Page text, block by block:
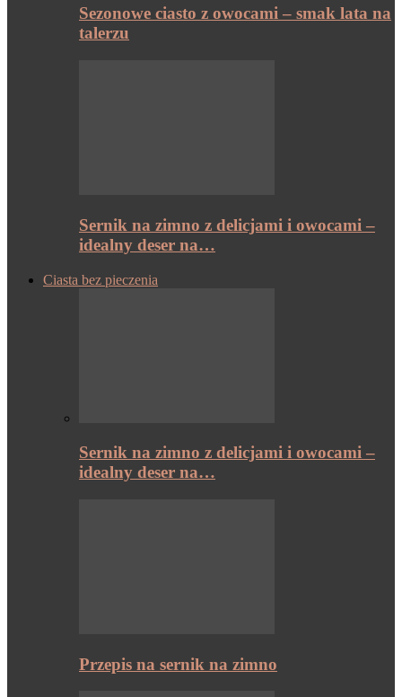
Sezonowe ciasto z owocami – smak lata na
talerzu
Sernik na zimno z delicjami i owocami –
idealny deser na…
Ciasta bez pieczenia
Sernik na zimno z delicjami i owocami –
idealny deser na…
Przepis na sernik na zimno